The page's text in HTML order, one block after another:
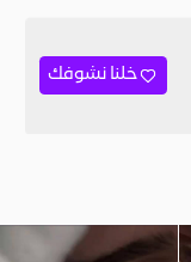
خلنا نشوفك